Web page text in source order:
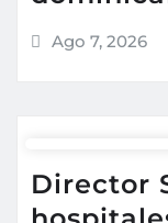
Ago 7, 2026
Director